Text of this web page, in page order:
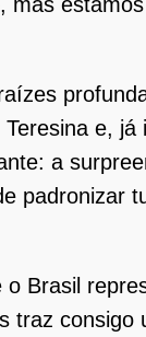
e, já
a
padronizar
Brasil
traz consigo